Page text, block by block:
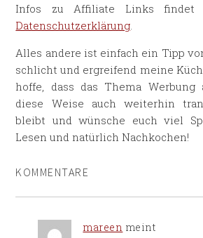
Infos zu Affiliate Links
Datenschutzerklärung
Alles andere ist einfach ein Tipp
schlicht und ergreifend meine
hoffe, dass das Thema
diese Weise auch weiterhin
bleibt und wünsche euch viel
Lesen und natürlich Nachkochen!
KOMMENTARE
mareen meint